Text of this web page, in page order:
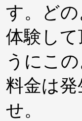
す。ど
体験し
うにこ
料金は
せ。